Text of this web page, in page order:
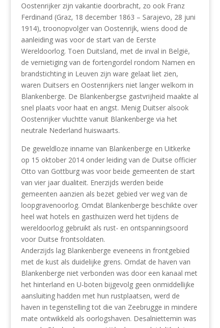
Oostenrijker zijn vakantie doorbracht, zo ook Franz
Ferdinand (Graz, 18 december 1863 – Sarajevo, 28 juni
1914), troonopvolger van Oostenrijk, wiens dood de
aanleiding was voor de start van de Eerste
Wereldoorlog. Toen Duitsland, met de inval in België,
de vernietiging van de fortengordel rondom Namen en
brandstichting in Leuven zijn ware gelaat liet zien,
waren Duitsers en Oostenrijkers niet langer welkom in
Blankenberge. De Blankenbergse gastvrijheid maakte al
snel plaats voor haat en angst. Menig Duitser alsook
Oostenrijker vluchtte vanuit Blankenberge via het
neutrale Nederland huiswaarts.
De geweldloze inname van Blankenberge en Uitkerke
op 15 oktober 2014 onder leiding van de Duitse officier
Otto van Gottburg was voor beide gemeenten de start
van vier jaar dualiteit. Enerzijds werden beide
gemeenten aanzien als bezet gebied ver weg van de
loopgravenoorlog. Omdat Blankenberge beschikte over
heel wat hotels en gasthuizen werd het tijdens de
wereldoorlog gebruikt als rust- en ontspanningsoord
voor Duitse frontsoldaten.
Anderzijds lag Blankenberge eveneens in frontgebied
met de kust als duidelijke grens. Omdat de haven van
Blankenberge niet verbonden was door een kanaal met
het hinterland en U-boten bijgevolg geen onmiddellijke
aansluiting hadden met hun rustplaatsen, werd de
haven in tegenstelling tot die van Zeebrugge in mindere
mate ontwikkeld als oorlogshaven. Desalniettemin was